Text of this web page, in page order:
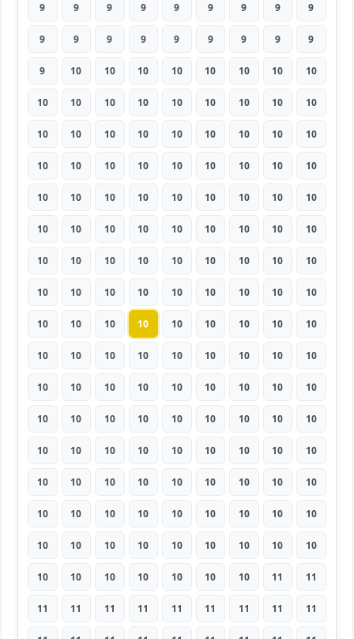
9 9 9 9 9 9 9 9 9
9 9 9 9 9 9 9 9 9
9 10 10 10 10 10 10 10 10
10 10 10 10 10 10 10 10 10
10 10 10 10 10 10 10 10 10
10 10 10 10 10 10 10 10 10
10 10 10 10 10 10 10 10 10
10 10 10 10 10 10 10 10 10
10 10 10 10 10 10 10 10 10
10 10 10 10 10 10 10 10 10
10 10 10 10 10 10 10 10 10
10 10 10 10 10 10 10 10 10
10 10 10 10 10 10 10 10 10
10 10 10 10 10 10 10 10 10
10 10 10 10 10 10 10 10 10
10 10 10 10 10 10 10 10 10
10 10 10 10 10 10 10 10 10
10 10 10 10 10 10 10 10 10
10 10 10 10 10 10 10 11 11
11 11 11 11 11 11 11 11 11